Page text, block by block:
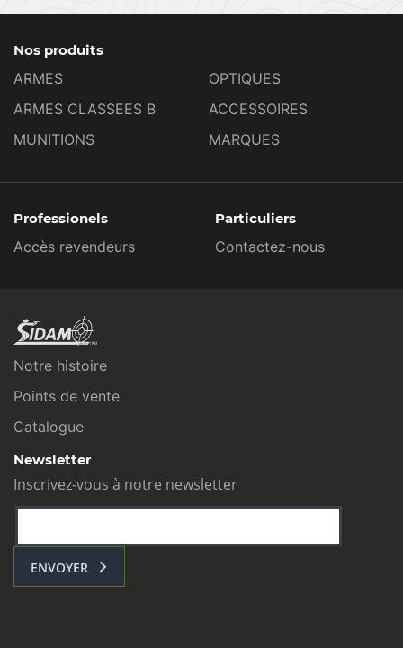
Nos produits
ARMES
ARMES CLASSEES B
MUNITIONS
OPTIQUES
ACCESSOIRES
MARQUES
Professionels
Accès revendeurs
Particuliers
Contactez-nous
Notre histoire
Points de vente
Catalogue
Newsletter
Inscrivez-vous à notre newsletter
ENVOYER